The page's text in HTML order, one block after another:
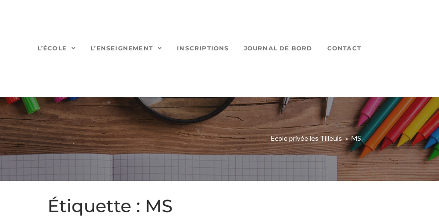
L’ÉCOLE L’ENSEIGNEMENT INSCRIPTIONS JOURNAL DE BORD CONTACT
Ecole privée les Tilleuls > MS
Étiquette : MS